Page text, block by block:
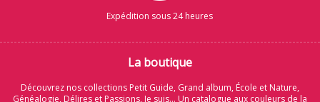
Expédition sous 24 heures
La boutique
Découvrez nos collections Petit Guide, Grand album, École et Nature,
Généalogie, Délires et Passions, Je suis... Un catalogue aux couleurs de la